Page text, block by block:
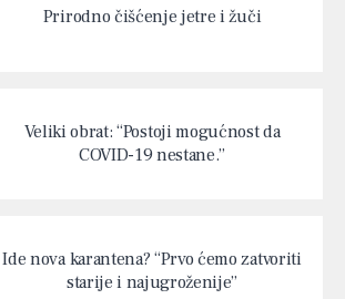
Prirodno čišćenje jetre i žuči
Veliki obrat: “Postoji mogućnost da
COVID-19 nestane.”
Ide nova karantena? “Prvo ćemo zatvoriti
starije i najugroženije”